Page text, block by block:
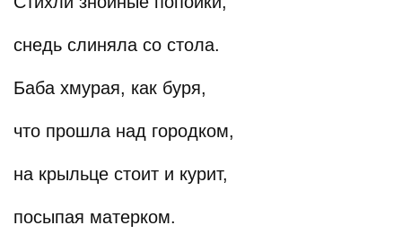
снедь слиняла со стола.
Баба хмурая, как буря,
что прошла над городком,
на крыльце стоит и курит,
посыпая матерком.